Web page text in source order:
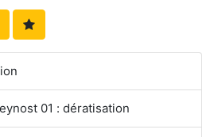
01 : dératisation